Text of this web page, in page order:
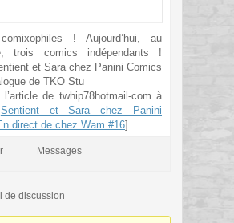
! Aujourd’hui, au
trois comics indépendants !
et Sara chez Panini Comics
de TKO Stu
l’article de twhip78hotmail-com à
Sentient et Sara chez Panini
direct de chez Wam #16]
Messages
de discussion